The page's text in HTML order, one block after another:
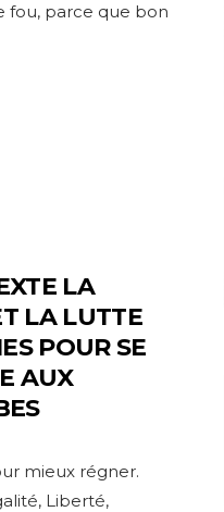
fou, parce que bon
LA
LA LUTTE
POUR SE
AUX
mieux régner.
Liberté,